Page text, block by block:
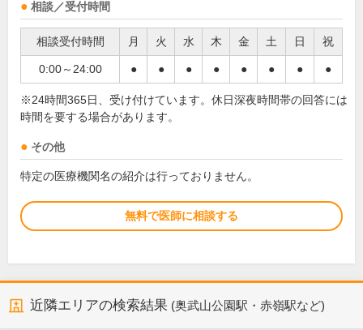
相談／受付時間
相談受付時間 月 火 水 木 金 土 日 祝
0:00～24:00 ● ● ● ● ● ● ● ●
※24時間365日、受け付けています。休日深夜時間帯の回答には
時間を要する場合があります。
その他
特定の医療機関名の紹介は行っておりません。
無料で医師に相談する
近隣エリアの検索結果 (奥武山公園駅・赤嶺駅など)